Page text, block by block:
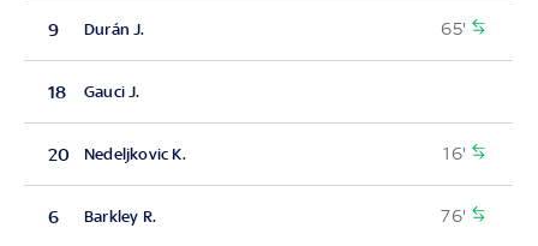
9 Durán J. 65'
18 Gauci J.
20 Nedeljkovic K. 16'
6 Barkley R. 76'